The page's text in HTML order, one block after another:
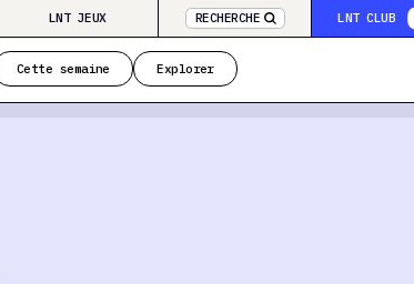
LNT JEUX RECHERCHE LNT CLUB
Cette semaine Explorer